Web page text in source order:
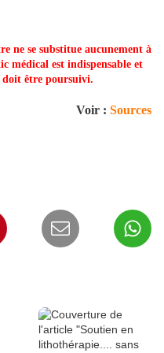
ne se substitue aucunement à
médical est indispensable et
être poursuivi.
Voir : Sources